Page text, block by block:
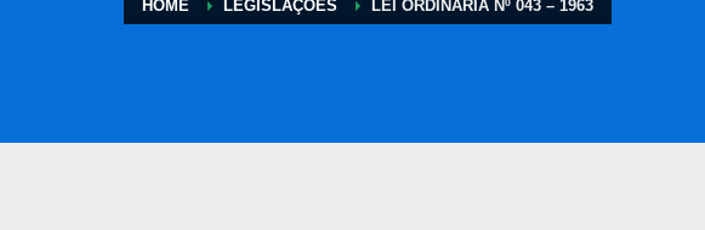
HOME LEGISLAÇÕES LEI ORDINÁRIA Nº 043 – 1963